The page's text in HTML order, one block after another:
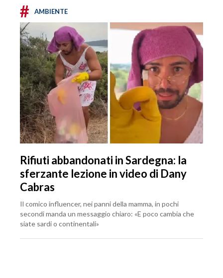
# AMBIENTE
Rifiuti abbandonati in Sardegna: la
sferzante lezione in video di Dany
Cabras
Il comico influencer, nei panni della mamma, in pochi
secondi manda un messaggio chiaro: «E poco cambia che
siate sardi o continentali»